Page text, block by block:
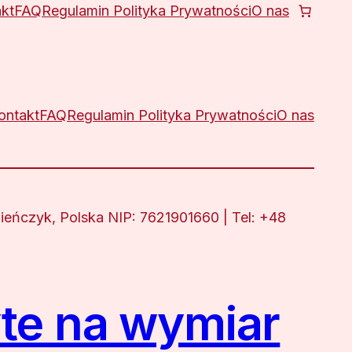
FAQRegulamin Polityka PrywatnościO nas
FAQRegulamin Polityka PrywatnościO nas
Polska NIP: 7621901660 | Tel: +48
na wymiar